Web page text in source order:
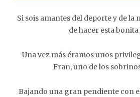
Si sois amantes del deporte y de la
de hacer esta
Una vez más éramos unos
Fran, uno de los
Bajando una gran pendiente con